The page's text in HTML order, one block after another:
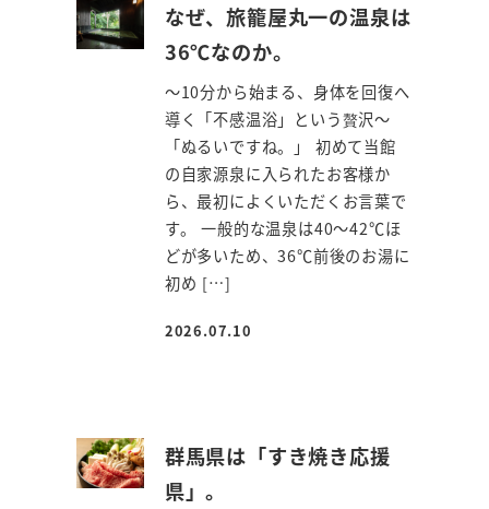
なぜ、旅籠屋丸一の温泉は
36℃なのか。
～10分から始まる、身体を回復へ
導く「不感温浴」という贅沢～
「ぬるいですね。」 初めて当館
の自家源泉に入られたお客様か
ら、最初によくいただくお言葉で
す。 一般的な温泉は40～42℃ほ
どが多いため、36℃前後のお湯に
初め […]
投稿日
2026.07.10
群馬県は「すき焼き応援
県」。